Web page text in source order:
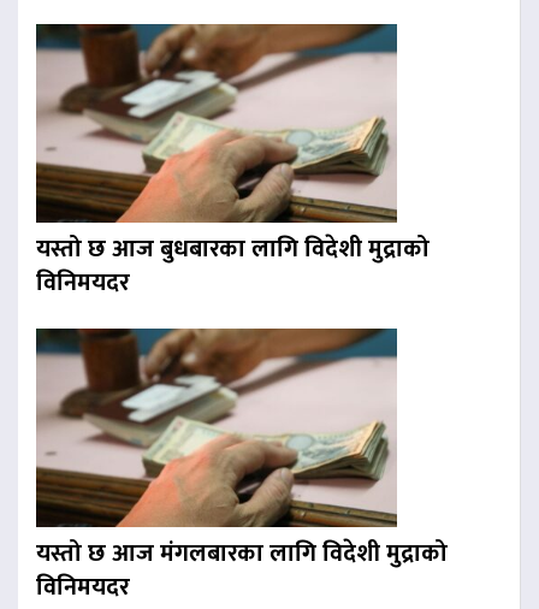
यस्तो छ आज बुधबारका लागि विदेशी मुद्राको
विनिमयदर
यस्तो छ आज मंगलबारका लागि विदेशी मुद्राको
विनिमयदर